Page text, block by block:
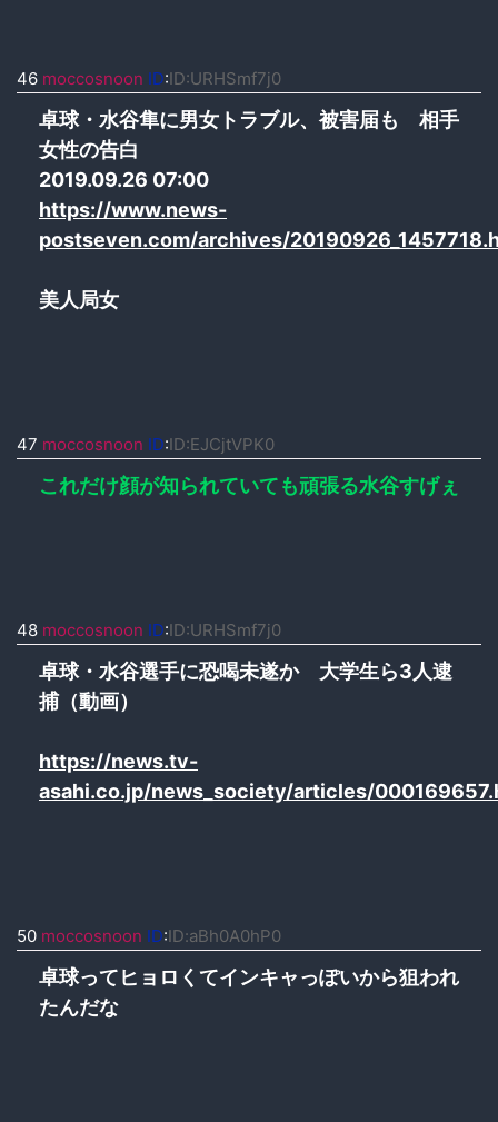
46 moccosnoon ID:ID:URHSmf7j0
卓球・水谷隼に男女トラブル、被害届も 相手
女性の告白
2019.09.26 07:00
https://www.news-
postseven.com/archives/
美人局女
47 moccosnoon ID:ID:EJCjtVPK0
これだけ顔が知られていても頑張る水谷すげぇ
48 moccosnoon ID:ID:URHSmf7j0
卓球・水谷選手に恐喝未遂か 大学生ら3人逮
捕（動画）
https://news.tv-
asahi.co.jp/news_society/articles/
50 moccosnoon ID:ID:aBh0A0hP0
卓球ってヒョロくてインキャっぽいから狙われ
たんだな